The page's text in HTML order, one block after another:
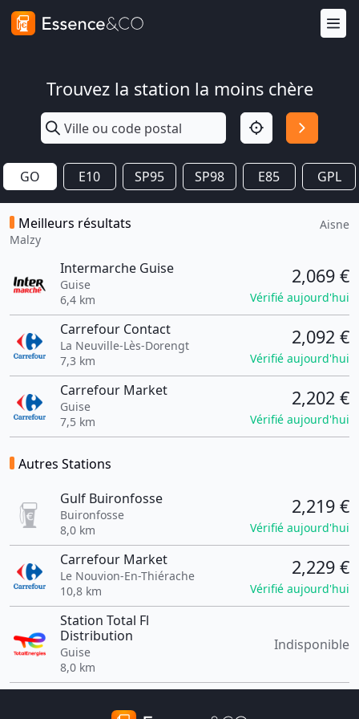
Trouvez la station la moins chère
GO E10 SP95 SP98 E85 GPL
Meilleurs résultats
Malzy
Aisne
Intermarche Guise
Guise
6,4 km
2,069 €
Vérifié aujourd'hui
Carrefour Contact
La Neuville-Lès-Dorengt
7,3 km
2,092 €
Vérifié aujourd'hui
Carrefour Market
Guise
7,5 km
2,202 €
Vérifié aujourd'hui
Autres Stations
Gulf Buironfosse
Buironfosse
8,0 km
2,219 €
Vérifié aujourd'hui
Carrefour Market
Le Nouvion-En-Thiérache
10,8 km
2,229 €
Vérifié aujourd'hui
Station Total Fl
Distribution
Guise
8,0 km
Indisponible